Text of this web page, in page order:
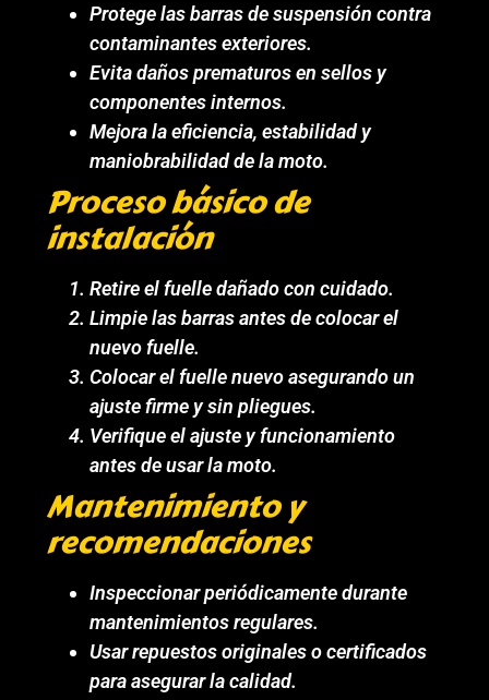
Protege las barras de suspensión contra
contaminantes exteriores.
Evita daños prematuros en sellos y
componentes internos.
Mejora la eficiencia, estabilidad y
maniobrabilidad de la moto.
Proceso básico de
instalación
Retire el fuelle dañado con cuidado.
Limpie las barras antes de colocar el
nuevo fuelle.
Colocar el fuelle nuevo asegurando un
ajuste firme y sin pliegues.
Verifique el ajuste y funcionamiento
antes de usar la moto.
Mantenimiento y
recomendaciones
Inspeccionar periódicamente durante
mantenimientos regulares.
Usar repuestos originales o certificados
para asegurar la calidad.